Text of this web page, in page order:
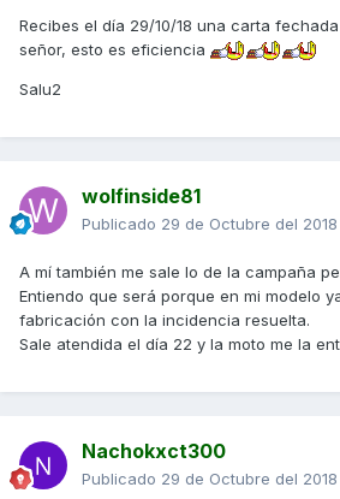
Recibes el día 29/10/18 una carta
señor, esto es eficiencia
Salu2
wolfinside81
Publicado 29 de Octubre del 2018
A mí también me sale lo de la campaña
Entiendo que será porque en mi modelo
fabricación con la incidencia resuelta.
Sale atendida el día 22 y la moto me la
Nachokxct300
Publicado 29 de Octubre del 2018